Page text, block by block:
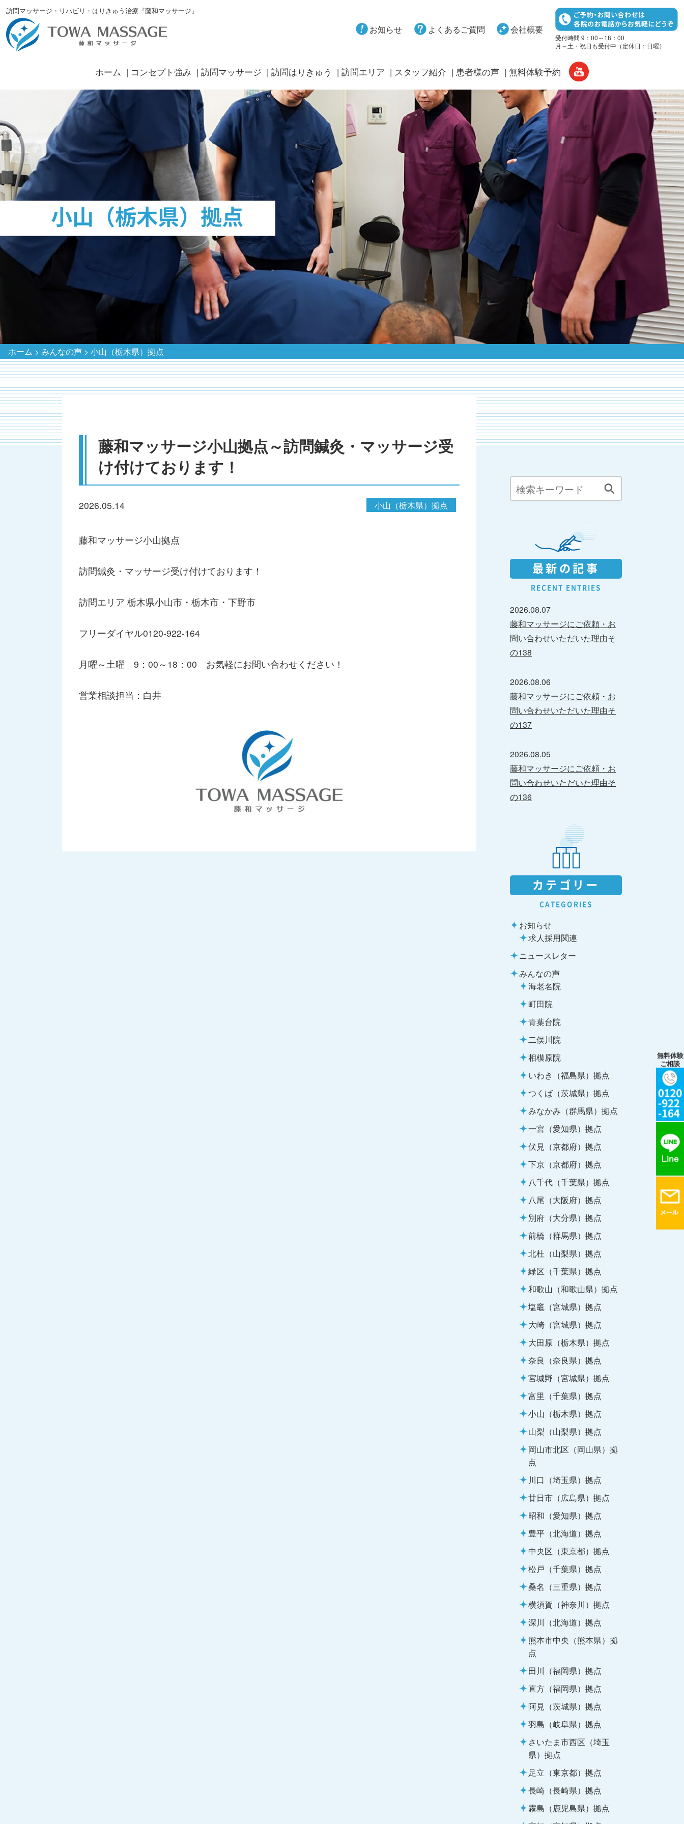
無料体験
ご相談
訪問マッサージ・リハビリ・はりきゅう治療『藤和マッサージ』
お知らせ よくあるご質問 会社概要
受付時間 9：00～18：00
月～土・祝日も受付中（定休日：日曜）
ホーム コンセプト強み 訪問マッサージ 訪問はりきゅう 訪問エリア スタッフ紹介 患者様の声 無料体験予約
小山（栃木県）拠点
ホーム > みんなの声> 小山（栃木県）拠点
藤和マッサージ小山拠点～訪問鍼灸・マッサージ受
け付けております！
2026.05.14 小山（栃木県）拠点
藤和マッサージ小山拠点
訪問鍼灸・マッサージ受け付けております！
訪問エリア 栃木県小山市・栃木市・下野市
フリーダイヤル0120-922-164
月曜～土曜 9：00～18：00 お気軽にお問い合わせください！
営業相談担当：白井
最新の記事
RECENT ENTRIES
2026.08.07
藤和マッサージにご依頼・お
問い合わせいただいた理由そ
の138
2026.08.06
藤和マッサージにご依頼・お
問い合わせいただいた理由そ
の137
2026.08.05
藤和マッサージにご依頼・お
問い合わせいただいた理由そ
の136
カテゴリー
CATEGORIES
お知らせ
求人採用関連
ニュースレター
みんなの声
海老名院
町田院
青葉台院
二俣川院
相模原院
いわき（福島県）拠点
つくば（茨城県）拠点
みなかみ（群馬県）拠点
一宮（愛知県）拠点
伏見（京都府）拠点
下京（京都府）拠点
八千代（千葉県）拠点
八尾（大阪府）拠点
別府（大分県）拠点
前橋（群馬県）拠点
北杜（山梨県）拠点
緑区（千葉県）拠点
和歌山（和歌山県）拠点
塩竈（宮城県）拠点
大崎（宮城県）拠点
大田原（栃木県）拠点
奈良（奈良県）拠点
宮城野（宮城県）拠点
富里（千葉県）拠点
小山（栃木県）拠点
山梨（山梨県）拠点
岡山市北区（岡山県）拠
点
川口（埼玉県）拠点
廿日市（広島県）拠点
昭和（愛知県）拠点
豊平（北海道）拠点
中央区（東京都）拠点
松戸（千葉県）拠点
桑名（三重県）拠点
横須賀（神奈川）拠点
深川（北海道）拠点
熊本市中央（熊本県）拠
点
田川（福岡県）拠点
直方（福岡県）拠点
阿見（茨城県）拠点
羽島（岐阜県）拠点
さいたま市西区（埼玉
県）拠点
足立（東京都）拠点
長崎（長崎県）拠点
霧島（鹿児島県）拠点